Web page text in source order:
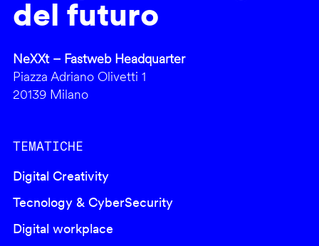
del futuro
NeXXt – Fastweb Headquarter
Piazza Adriano Olivetti 1
20139 Milano
TEMATICHE
Digital Creativity
Tecnology & CyberSecurity
Digital workplace